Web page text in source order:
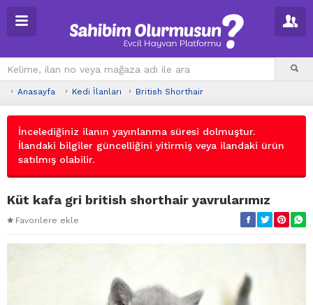
Anasayfa Kedi İlanları British Shorthair
İncelediğiniz ilanın yayınlanma süresi dolmuştur.
İlandaki bilgiler güncelliğini yitirmiş veya ilandaki ürün
satılmış olabilir.
Küt kafa gri british shorthair yavrularımız
Favorilere ekle